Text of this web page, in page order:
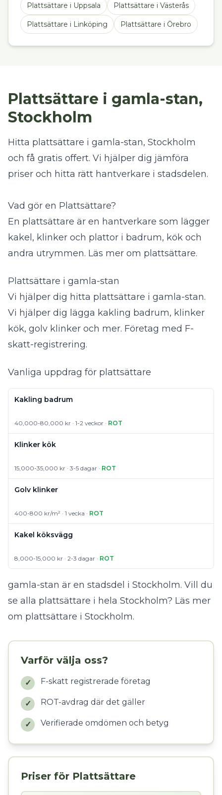
Plattsättare i Uppsala Plattsättare i Västerås
Plattsättare i Linköping Plattsättare i Örebro
Plattsättare i gamla-stan,
Stockholm
Hitta plattsättare i gamla-stan, Stockholm
och få gratis offert. Vi hjälper dig jämföra
priser och hitta rätt hantverkare i stadsdelen.
Vad gör en Plattsättare?
En plattsättare är en hantverkare som lägger
kakel, klinker och plattor i badrum, kök och
andra utrymmen. Läs mer om plattsättare.
Plattsättare i gamla-stan
Vi hjälper dig hitta plattsättare i gamla-stan.
Vi hjälper dig lägga kakling badrum, klinker
kök, golv klinker och mer. Företag med F-
skatt-registrering.
Vanliga uppdrag för plattsättare
Kakling badrum
40,000-80,000 kr · 1-2 veckor · ROT
Klinker kök
15,000-35,000 kr · 3-5 dagar · ROT
Golv klinker
400-800 kr/m² · 1 vecka · ROT
Kakel köksvägg
8,000-15,000 kr · 2-3 dagar · ROT
gamla-stan är en stadsdel i Stockholm. Vill du
se alla plattsättare i hela Stockholm? Läs mer
om plattsättare i Stockholm.
Varför välja oss?
✓ F-skatt registrerade företag
✓ ROT-avdrag där det gäller
✓ Verifierade omdömen och betyg
Priser för Plattsättare